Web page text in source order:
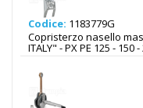
Codice: 1183779G
Copristerzo nasello
ITALY" - PX PE 125 - 150